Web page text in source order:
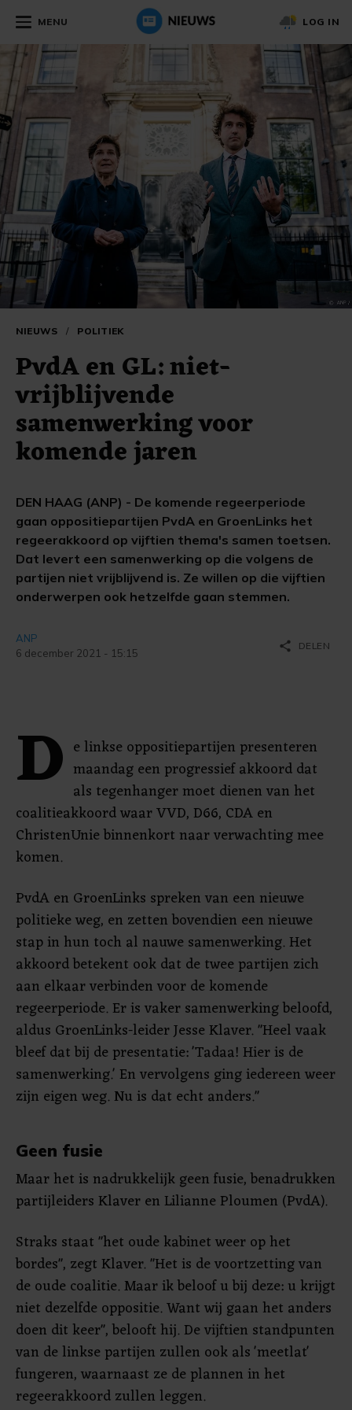
MENU LOG IN
NIEUWS / POLITIEK
PvdA en GL: niet-
vrijblijvende
samenwerking voor
komende jaren
DEN HAAG (ANP) - De komende regeerperiode
gaan oppositiepartijen PvdA en GroenLinks het
regeerakkoord op vijftien thema's samen toetsen.
Dat levert een samenwerking op die volgens de
partijen niet vrijblijvend is. Ze willen op die vijftien
onderwerpen ook hetzelfde gaan stemmen.
ANP
6 december 2021 - 15:15
share DELEN
D e linkse oppositiepartijen presenteren
maandag een progressief akkoord dat
als tegenhanger moet dienen van het
coalitieakkoord waar VVD, D66, CDA en
ChristenUnie binnenkort naar verwachting mee
komen.
PvdA en GroenLinks spreken van een nieuwe
politieke weg, en zetten bovendien een nieuwe
stap in hun toch al nauwe samenwerking. Het
akkoord betekent ook dat de twee partijen zich
aan elkaar verbinden voor de komende
regeerperiode. Er is vaker samenwerking beloofd,
aldus GroenLinks-leider Jesse Klaver. "Heel vaak
bleef dat bij de presentatie: 'Tadaa! Hier is de
samenwerking.' En vervolgens ging iedereen weer
zijn eigen weg. Nu is dat echt anders."
Geen fusie
Maar het is nadrukkelijk geen fusie, benadrukken
partijleiders Klaver en Lilianne Ploumen (PvdA).
Straks staat "het oude kabinet weer op het
bordes", zegt Klaver. "Het is de voortzetting van
de oude coalitie. Maar ik beloof u bij deze: u krijgt
niet dezelfde oppositie. Want wij gaan het anders
doen dit keer", belooft hij. De vijftien standpunten
van de linkse partijen zullen ook als 'meetlat'
fungeren, waarnaast ze de plannen in het
regeerakkoord zullen leggen.